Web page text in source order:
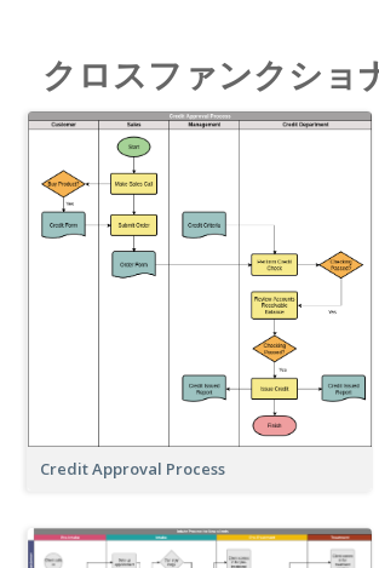
クロスファンクショ
Credit Approval Process